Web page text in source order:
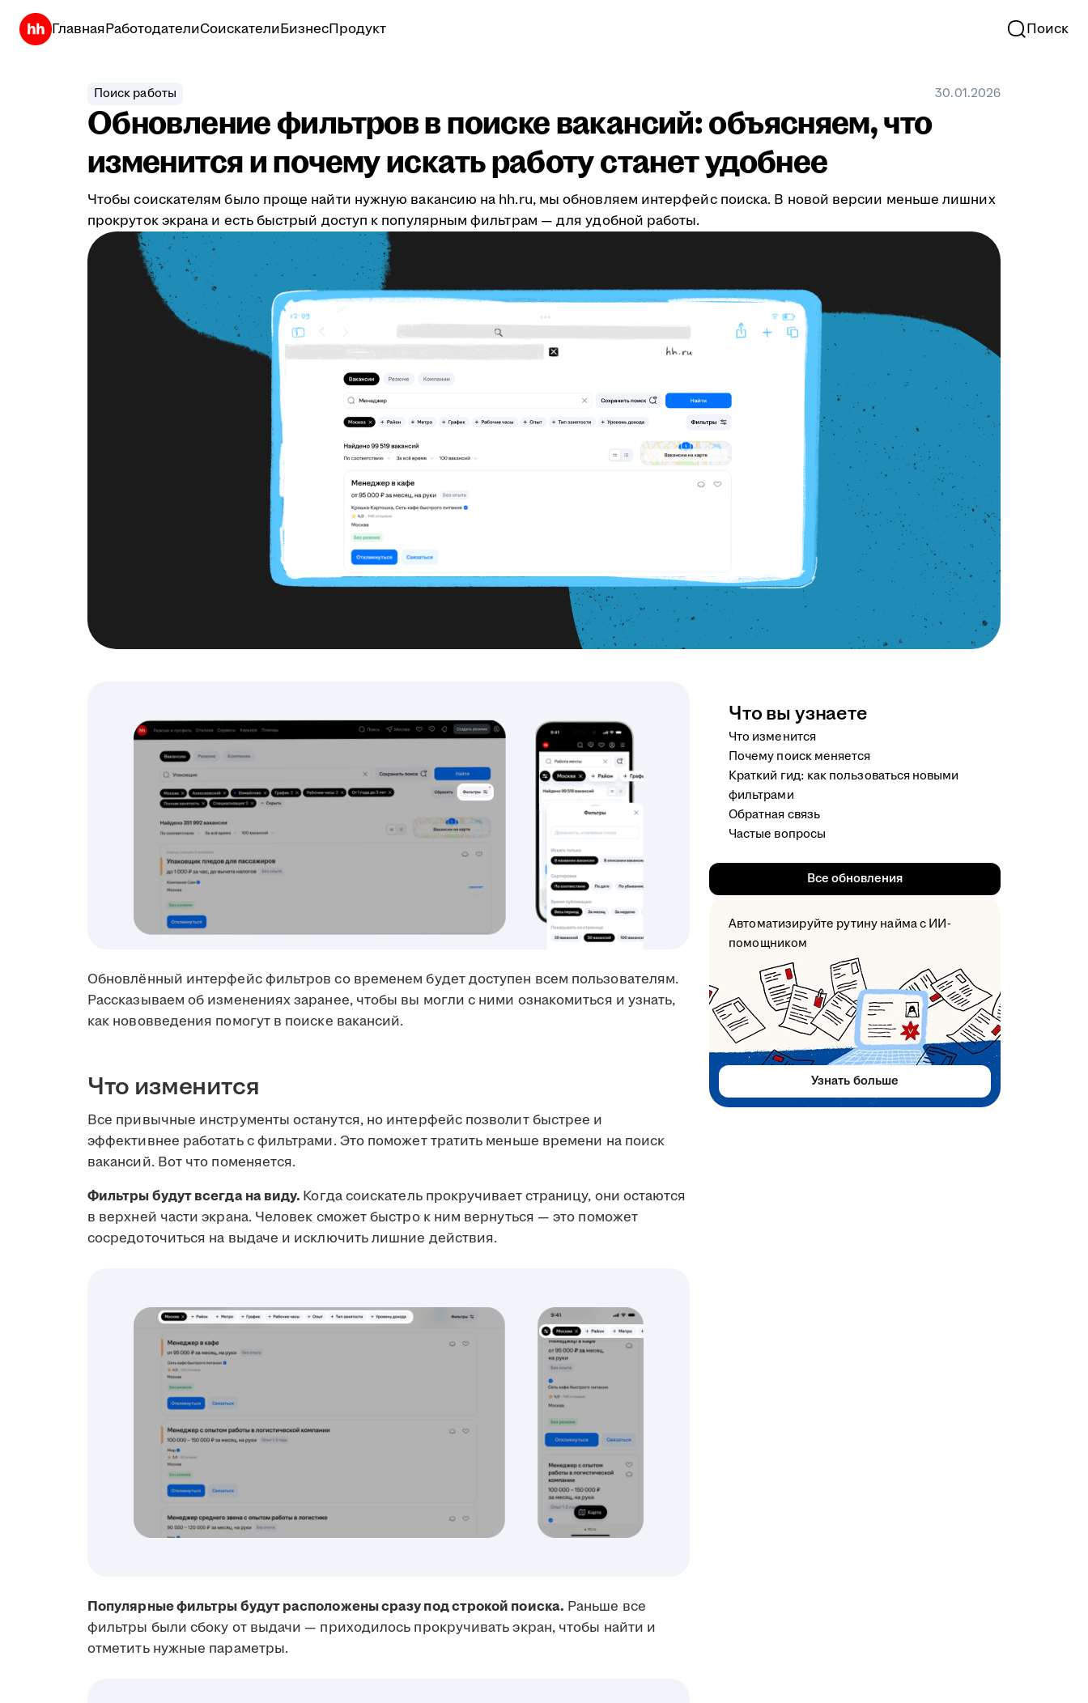
ГлавнаяРаботодателиСоискателиБизнесПродукт Поиск
Поиск работы 30.01.2026
Обновление фильтров в поиске вакансий: объясняем, что
изменится и почему искать работу станет удобнее
Чтобы соискателям было проще найти нужную вакансию на hh.ru, мы обновляем интерфейс поиска. В новой версии меньше лишних
прокруток экрана и есть быстрый доступ к популярным фильтрам — для удобной работы.
Обновлённый интерфейс фильтров со временем будет доступен всем пользователям.
Рассказываем об изменениях заранее, чтобы вы могли с ними ознакомиться и узнать,
как нововведения помогут в поиске вакансий.
Что изменится
Все привычные инструменты останутся, но интерфейс позволит быстрее и
эффективнее работать с фильтрами. Это поможет тратить меньше времени на поиск
вакансий. Вот что поменяется.
Фильтры будут всегда на виду. Когда соискатель прокручивает страницу, они остаются
в верхней части экрана. Человек сможет быстро к ним вернуться — это поможет
сосредоточиться на выдаче и исключить лишние действия.
Популярные фильтры будут расположены сразу под строкой поиска. Раньше все
фильтры были сбоку от выдачи — приходилось прокручивать экран, чтобы найти и
отметить нужные параметры.
Что вы узнаете
Что изменится
Почему поиск меняется
Краткий гид: как пользоваться новыми
фильтрами
Обратная связь
Частые вопросы
Все обновления
Автоматизируйте рутину найма с ИИ-
помощником
Узнать больше